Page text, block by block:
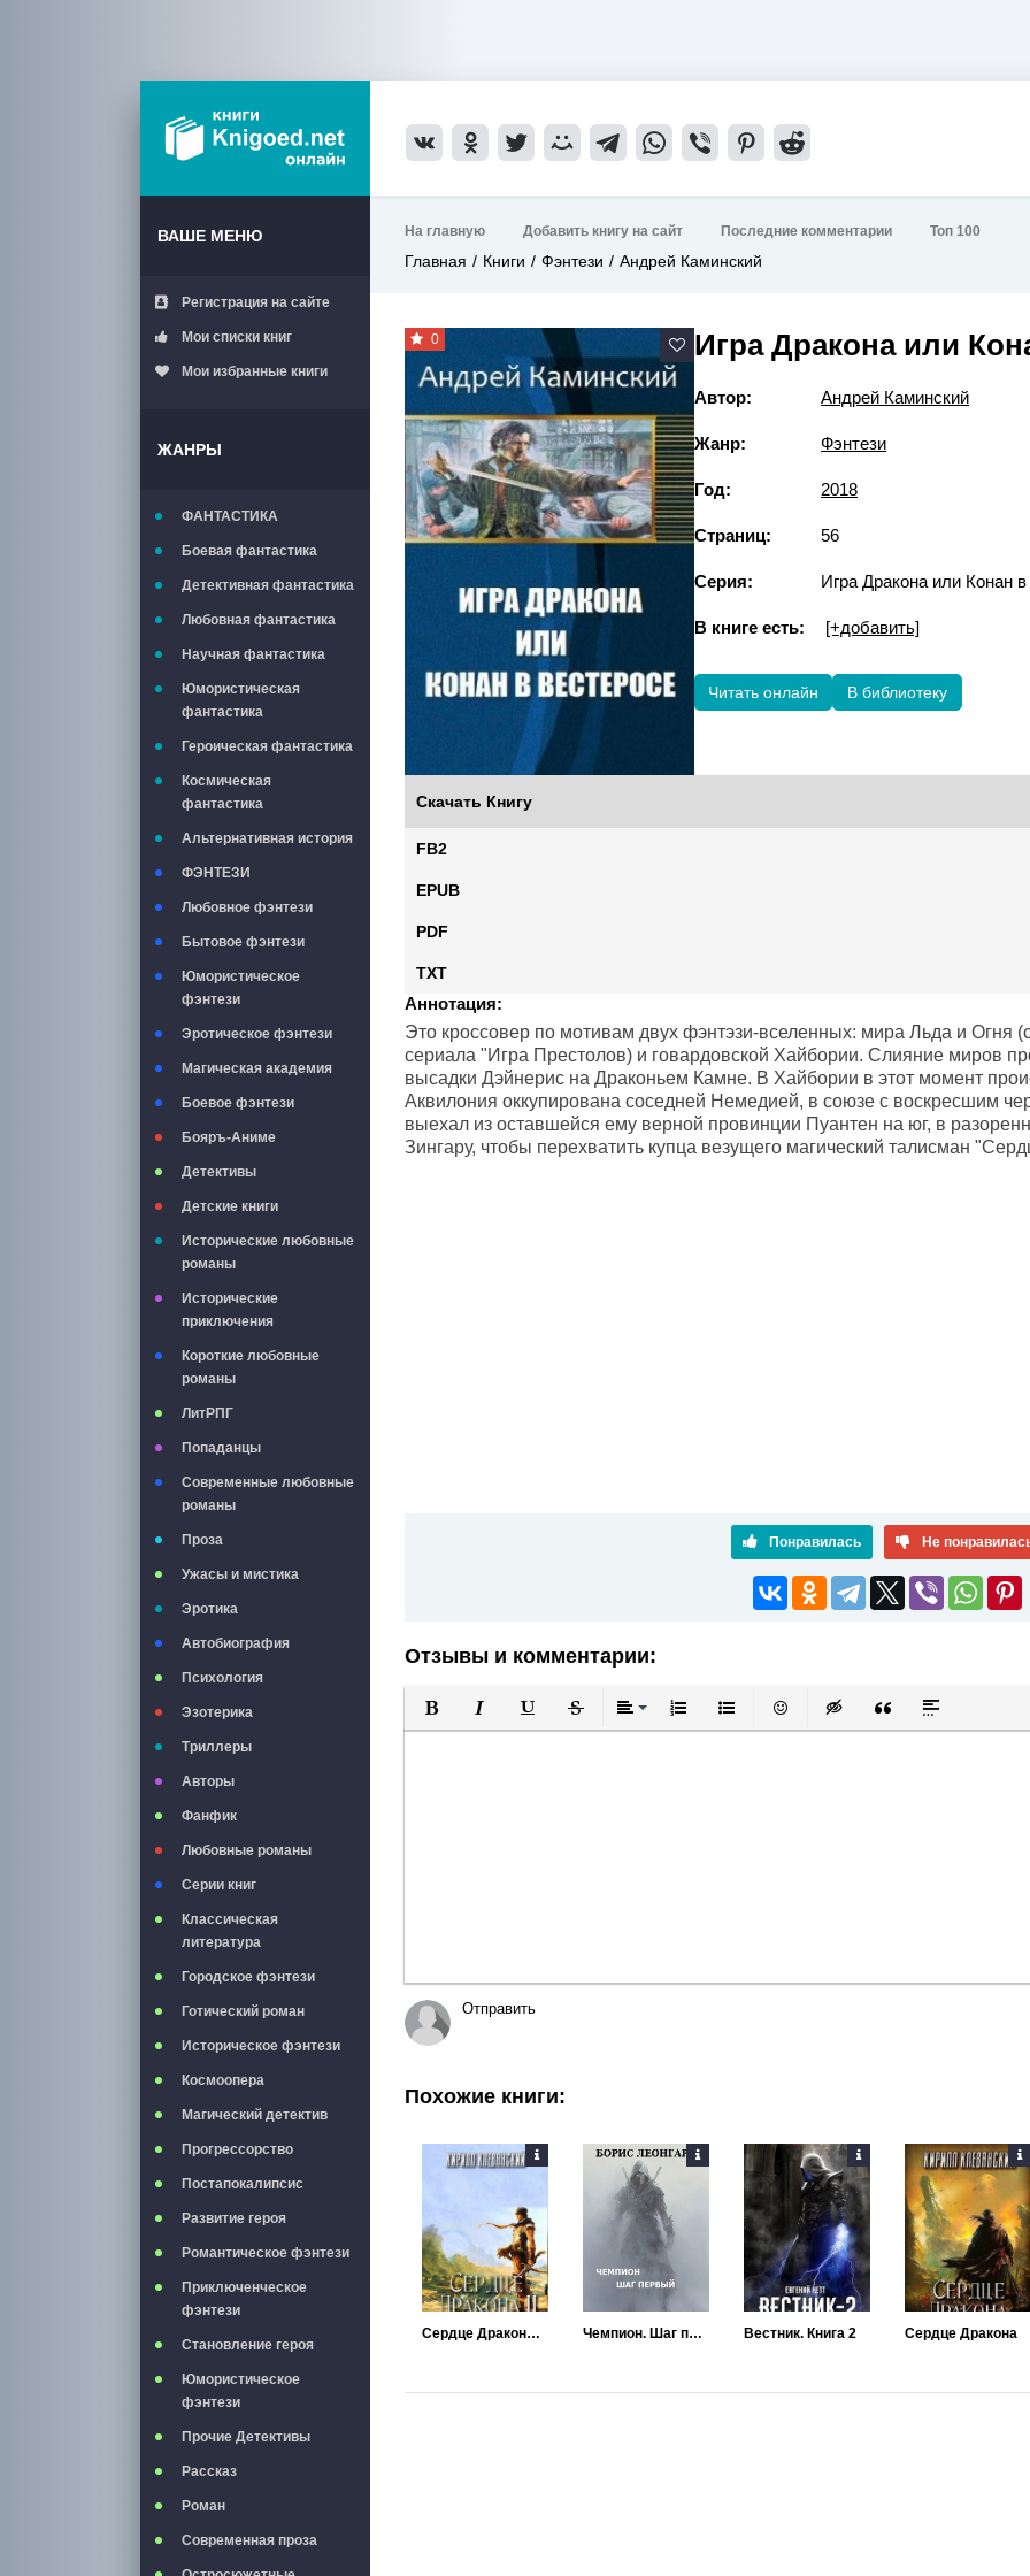
ВАШЕ МЕНЮ
Регистрация на сайте
Мои списки книг
Мои избранные книги
ЖАНРЫ
ФАНТАСТИКА
Боевая фантастика
Детективная фантастика
Любовная фантастика
Научная фантастика
Юмористическая
фантастика
Героическая фантастика
Космическая
фантастика
Альтернативная история
ФЭНТЕЗИ
Любовное фэнтези
Бытовое фэнтези
Юмористическое
фэнтези
Эротическое фэнтези
Магическая академия
Боевое фэнтези
Бояръ-Аниме
Детективы
Детские книги
Исторические любовные
романы
Исторические
приключения
Короткие любовные
романы
ЛитРПГ
Попаданцы
Современные любовные
романы
Проза
Ужасы и мистика
Эротика
Автобиография
Психология
Эзотерика
Триллеры
Авторы
Фанфик
Любовные романы
Серии книг
Классическая
литература
Городское фэнтези
Готический роман
Историческое фэнтези
Космоопера
Магический детектив
Прогрессорство
Постапокалипсис
Развитие героя
Романтическое фэнтези
Приключенческое
фэнтези
Становление героя
Юмористическое
фэнтези
Прочие Детективы
Рассказ
Роман
Современная проза
На главную Добавить книгу на сайт Последние комментарии Топ 100
Главная Книги Фэнтези Андрей Каминский
0 Игра Дракона или
Автор: Андрей Каминский
Жанр: Фэнтези
Год: 2018
Страниц: 56
Серия: Игра Дракона или Конан
В книге есть: [+добавить]
Читать онлайн В библиотеку
Скачать Книгу
FB2
EPUB
PDF
TXT
Аннотация:
Это кроссовер по мотивам двух фэнтэзи-вселенных: мира Льда и Огня
сериала "Игра Престолов) и говардовской Хайбории. Слияние миров
высадки Дэйнерис на Драконьем Камне. В Хайбории в этот момент
Аквилония оккупирована соседней Немедией, в союзе с воскресшим
выехал из оставшейся ему верной провинции Пуантен на юг, в
Зингару, чтобы перехватить купца везущего магический талисман
Понравилась Не
Отзывы и комментарии:
Полужирный
КурсивПодчеркнутый
ЗачеркнутыйВыравнивание
Нумерованный список
Маркированный список
Вставить смайлик
Вставка скрытого текста
Вставка цитаты
Вставка
Отправить
Похожие книги:
Сердце Дракона. Книга 2 Чемпион. Шаг первый Вестник. Книга 2 Сердце Дракона